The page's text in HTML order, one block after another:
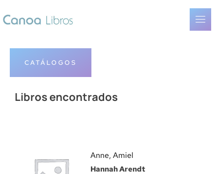
CATÁLOGOS
Libros encontrados
Anne, Amiel
Hannah Arendt